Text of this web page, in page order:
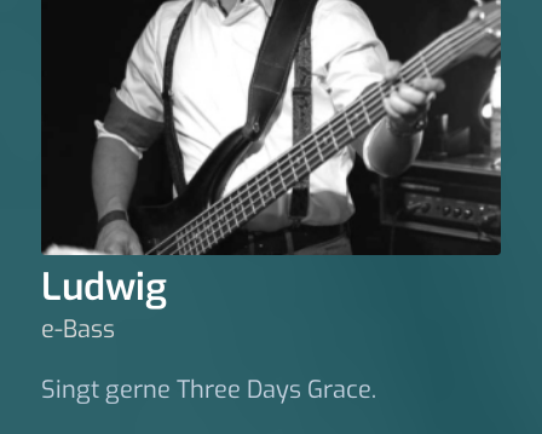
Ludwig
e-Bass
Singt gerne Three Days Grace.